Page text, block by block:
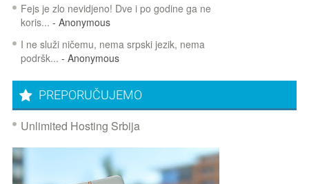
Fejs je zlo nevidjeno! Dve i po godine ga ne
koris... - Anonymous
I ne služi ničemu, nema srpski jezik, nema
podršk... - Anonymous
PREPORUČUJEMO
Unlimited Hosting Srbija